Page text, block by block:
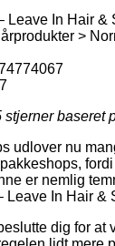
Leave In Hair &
>
stjerner baseret
udlover nu
er nemlig
Leave In Hair &
dig for